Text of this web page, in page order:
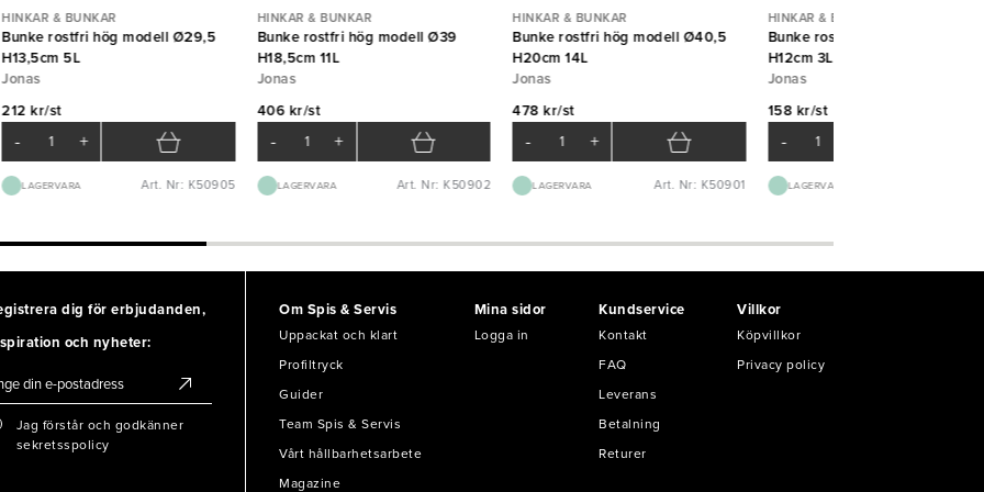
HINKAR & BUNKAR
Bunke rostfri hög modell Ø29,5
H13,5cm 5L
Jonas
212 kr/st
- +
LAGERVARA Art. Nr: K50905
HINKAR & BUNKAR
Bunke rostfri hög modell Ø39
H18,5cm 11L
Jonas
406 kr/st
- +
LAGERVARA Art. Nr: K50902
HINKAR & BUNKAR
Bunke rostfri hög modell Ø40,5
H20cm 14L
Jonas
478 kr/st
- +
LAGERVARA Art. Nr: K50901
HINKAR & BUNKAR
Bunke rostfri hög modell Ø25
H12cm 3L
Jonas
158 kr/st
-
LAGERVARA
dig för erbjudanden,
och nyheter:
Jag förstår och godkänner
sekretsspolicy
Om Spis & Servis
Uppackat och klart
Profiltryck
Guider
Team Spis & Servis
Vårt hållbarhetsarbete
Magazine
Mina sidor
Logga in
Kundservice
Kontakt
FAQ
Leverans
Betalning
Returer
Villkor
Köpvillkor
Privacy policy